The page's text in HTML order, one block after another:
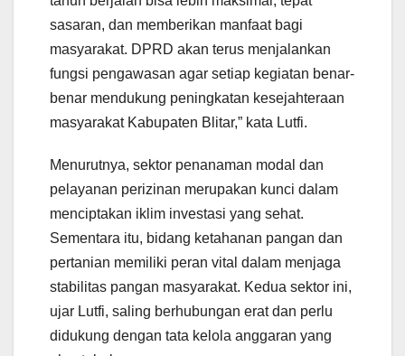
sasaran, dan memberikan manfaat bagi
masyarakat. DPRD akan terus menjalankan
fungsi pengawasan agar setiap kegiatan benar-
benar mendukung peningkatan kesejahteraan
masyarakat Kabupaten Blitar,” kata Lutfi.
Menurutnya, sektor penanaman modal dan
pelayanan perizinan merupakan kunci dalam
menciptakan iklim investasi yang sehat.
Sementara itu, bidang ketahanan pangan dan
pertanian memiliki peran vital dalam menjaga
stabilitas pangan masyarakat. Kedua sektor ini,
ujar Lutfi, saling berhubungan erat dan perlu
didukung dengan tata kelola anggaran yang